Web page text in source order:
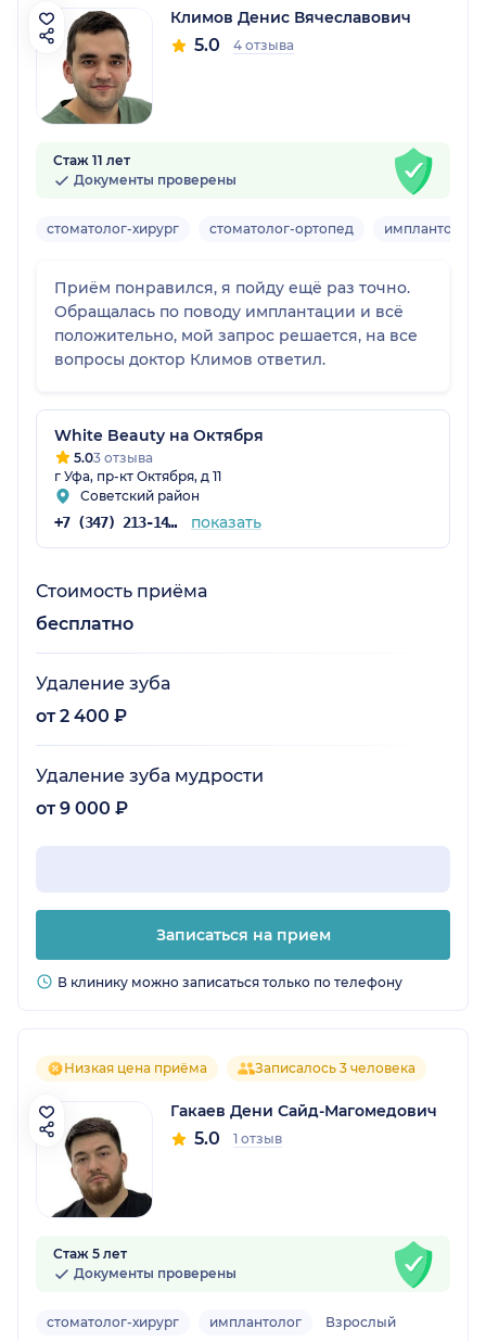
Климов Денис Вячеславович
5.0 4 отзыва
Стаж 11 лет
Документы проверены
стоматолог-хирург стоматолог-ортопед имплантолог
Приём понравился, я пойду ещё раз точно.
Обращалась по поводу имплантации и всё
положительно, мой запрос решается, на все
вопросы доктор Климов ответил.
White Beauty на Октября
5.03 отзыва
г Уфа, пр-кт Октября, д 11
Советский район
+7 (347) 213-14-06 показать
Стоимость приёма
бесплатно
Удаление зуба
от 2 400 ₽
Удаление зуба мудрости
от 9 000 ₽
Записаться на прием
В клинику можно записаться только по телефону
Низкая цена приёма Записалось 3 человека
Гакаев Дени Сайд-Магомедович
5.0 1 отзыв
Стаж 5 лет
Документы проверены
стоматолог-хирург имплантолог Взрослый